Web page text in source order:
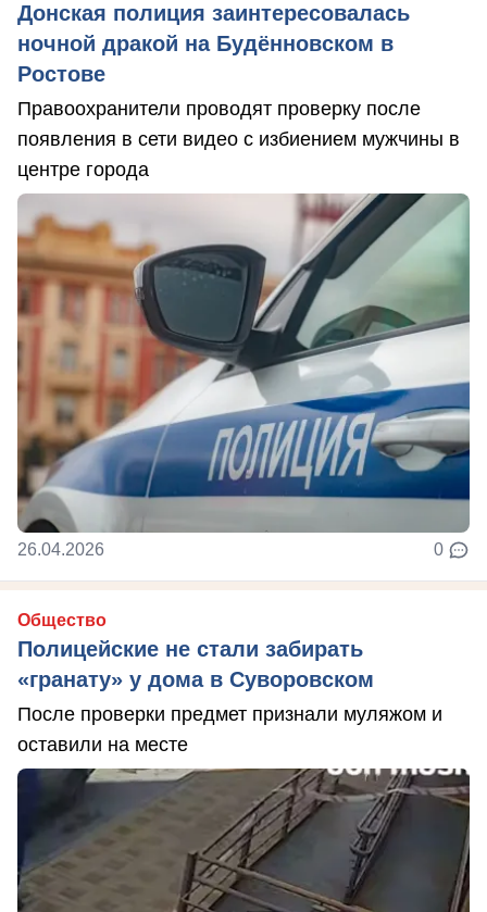
Донская полиция заинтересовалась
ночной дракой на Будённовском в
Ростове
Правоохранители проводят проверку после
появления в сети видео с избиением мужчины в
центре города
26.04.2026 0
Общество
Полицейские не стали забирать
«гранату» у дома в Суворовском
После проверки предмет признали муляжом и
оставили на месте